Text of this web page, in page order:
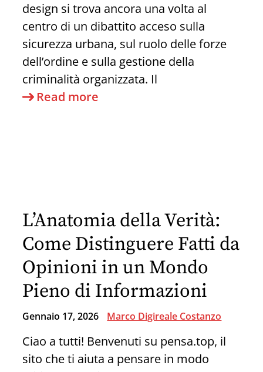
design si trova ancora una volta al
centro di un dibattito acceso sulla
sicurezza urbana, sul ruolo delle forze
dell’ordine e sulla gestione della
criminalità organizzata. Il
Read more
a
Milano,
le
Posizioni
della
la
Necessità
L’Anatomia della Verità:
Come Distinguere Fatti da
Opinioni in un Mondo
Pieno di Informazioni
Gennaio 17, 2026 Marco Digireale Costanzo
Ciao a tutti! Benvenuti su pensa.top, il
sito che ti aiuta a pensare in modo